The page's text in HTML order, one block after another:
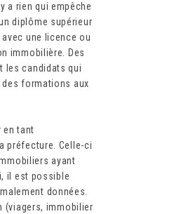
a rien qui empêche
diplôme supérieur
une licence ou
immobilière. Des
les candidats qui
des formations aux
en tant
préfecture. Celle-ci
ayant
il est possible
données.
(viagers, immobilier